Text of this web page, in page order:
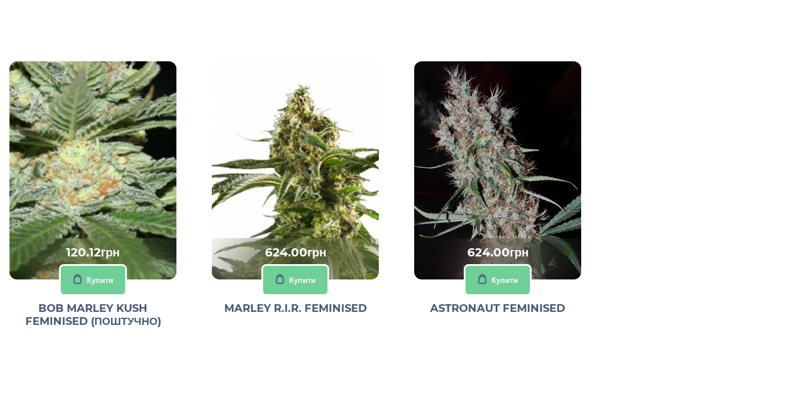
120.12грн
Купити
BOB MARLEY KUSH
FEMINISED (ПОШТУЧНО)
624.00грн
Купити
MARLEY R.I.R. FEMINISED
624.00грн
Купити
ASTRONAUT FEMINISED